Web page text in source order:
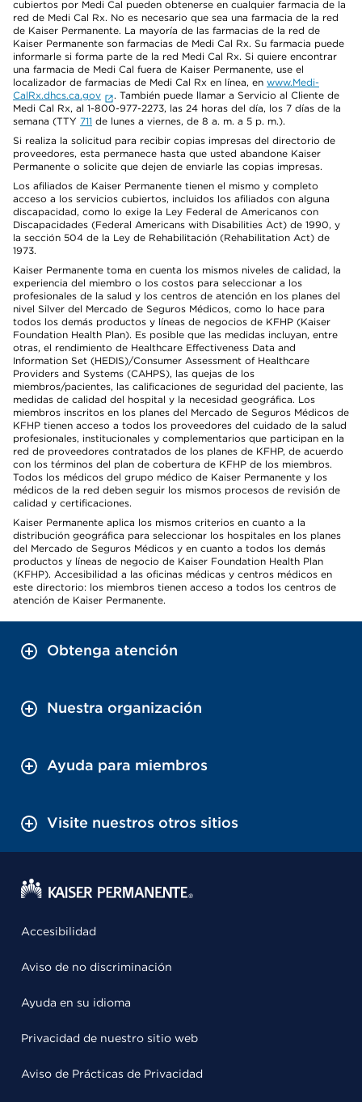
cubiertos por Medi Cal pueden obtenerse en cualquier farmacia de la
red de Medi Cal Rx. No es necesario que sea una farmacia de la red
de Kaiser Permanente. La mayoría de las farmacias de la red de
Kaiser Permanente son farmacias de Medi Cal Rx. Su farmacia puede
informarle si forma parte de la red Medi Cal Rx. Si quiere encontrar
una farmacia de Medi Cal fuera de Kaiser Permanente, use el
localizador de farmacias de Medi Cal Rx en línea, en www.Medi-
CalRx.dhcs.ca.gov
. También puede llamar a Servicio al Cliente de
Medi Cal Rx, al 1-800-977-2273, las 24 horas del día, los 7 días de la
semana (TTY 711 de lunes a viernes, de 8 a. m. a 5 p. m.).
Si realiza la solicitud para recibir copias impresas del directorio de
proveedores, esta permanece hasta que usted abandone Kaiser
Permanente o solicite que dejen de enviarle las copias impresas.
Los afiliados de Kaiser Permanente tienen el mismo y completo
acceso a los servicios cubiertos, incluidos los afiliados con alguna
discapacidad, como lo exige la Ley Federal de Americanos con
Discapacidades (Federal Americans with Disabilities Act) de 1990, y
la sección 504 de la Ley de Rehabilitación (Rehabilitation Act) de
1973.
Kaiser Permanente toma en cuenta los mismos niveles de calidad, la
experiencia del miembro o los costos para seleccionar a los
profesionales de la salud y los centros de atención en los planes del
nivel Silver del Mercado de Seguros Médicos, como lo hace para
todos los demás productos y líneas de negocios de KFHP (Kaiser
Foundation Health Plan). Es posible que las medidas incluyan, entre
otras, el rendimiento de Healthcare Effectiveness Data and
Information Set (HEDIS)/Consumer Assessment of Healthcare
Providers and Systems (CAHPS), las quejas de los
miembros/pacientes, las calificaciones de seguridad del paciente, las
medidas de calidad del hospital y la necesidad geográfica. Los
miembros inscritos en los planes del Mercado de Seguros Médicos de
KFHP tienen acceso a todos los proveedores del cuidado de la salud
profesionales, institucionales y complementarios que participan en la
red de proveedores contratados de los planes de KFHP, de acuerdo
con los términos del plan de cobertura de KFHP de los miembros.
Todos los médicos del grupo médico de Kaiser Permanente y los
médicos de la red deben seguir los mismos procesos de revisión de
calidad y certificaciones.
Kaiser Permanente aplica los mismos criterios en cuanto a la
distribución geográfica para seleccionar los hospitales en los planes
del Mercado de Seguros Médicos y en cuanto a todos los demás
productos y líneas de negocio de Kaiser Foundation Health Plan
(KFHP). Accesibilidad a las oficinas médicas y centros médicos en
este directorio: los miembros tienen acceso a todos los centros de
atención de Kaiser Permanente.
Obtenga atención
Nuestra organización
Ayuda para miembros
Visite nuestros otros sitios
Accesibilidad
Aviso de no discriminación
Ayuda en su idioma
Privacidad de nuestro sitio web
Aviso de Prácticas de Privacidad